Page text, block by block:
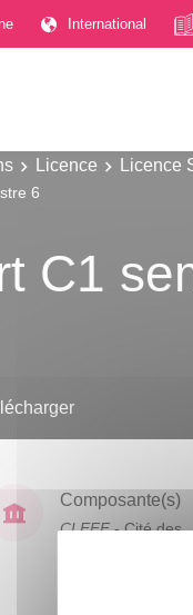
International
Licence Licence
6
C1
Composante(s)
CLEFF- Cité des